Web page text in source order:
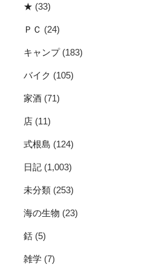
★ (33)
ＰＣ (24)
キャンプ(183)
バイク (105)
家酒 (71)
店 (11)
式根島 (124)
日記 (1,003)
未分類 (253)
海の生物 (23)
銛 (5)
雑学 (7)